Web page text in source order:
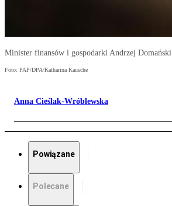
Minister finansów i gospodarki Andrzej Domański
Foto: PAP/DPA/Katharina Kausche
Anna Cieślak-Wróblewska
Powiązane
Polecane